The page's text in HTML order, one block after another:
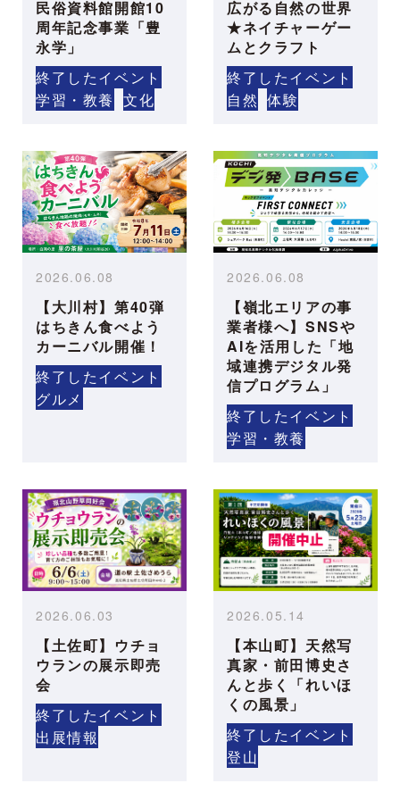
民俗資料館開館10
周年記念事業「豊
永学」
終了したイベント
学習・教養 文化
広がる自然の世界
★ネイチャーゲー
ムとクラフト
終了したイベント
自然 体験
【大川村】第40弾
はちきん食べよう
カーニバル開催！
2026.06.08
終了したイベント
グルメ
【嶺北エリアの事
業者様へ】SNSや
AIを活用した「地
域連携デジタル発
信プログラム」
2026.06.08
終了したイベント
学習・教養
【土佐町】ウチョ
ウランの展示即売
会
2026.06.03
終了したイベント
出展情報
【本山町】天然写
真家・前田博史さ
んと歩く「れいほ
くの風景」
2026.05.14
終了したイベント
登山